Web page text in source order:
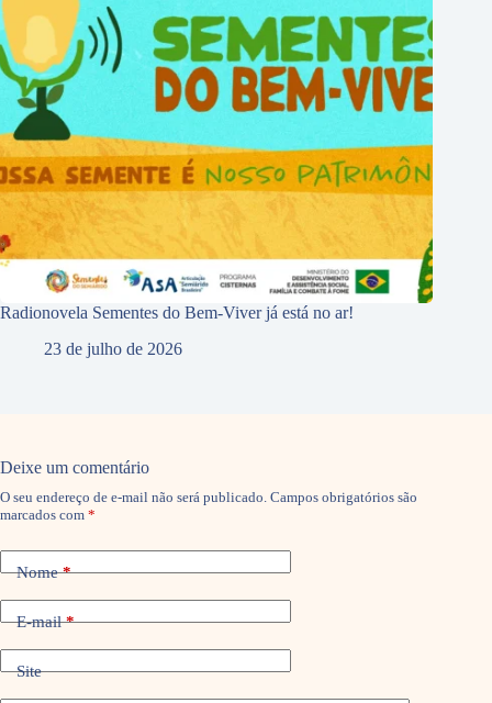
Radionovela Sementes do Bem-Viver já está no ar!
23 de julho de 2026
Deixe um comentário
O seu endereço de e-mail não será publicado. Campos obrigatórios são
marcados com *
Nome*
E-mail*
Site